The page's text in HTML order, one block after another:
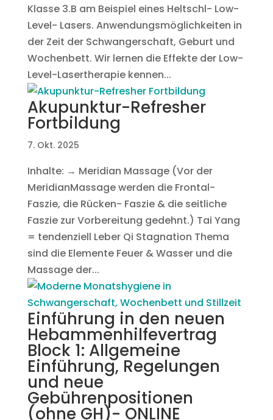
Klasse 3.B am Beispiel eines Heltschl- Low-
Level- Lasers. Anwendungsmöglichkeiten in
der Zeit der Schwangerschaft, Geburt und
Wochenbett. Wir lernen die Effekte der Low-
Level-Lasertherapie kennen...
Akupunktur-Refresher
Fortbildung
7. Okt. 2025
Inhalte: → Meridian Massage (Vor der
MeridianMassage werden die Frontal-
Faszie, die Rücken- Faszie & die seitliche
Faszie zur Vorbereitung gedehnt.) Tai Yang
= tendenziell Leber Qi Stagnation Thema
sind die Elemente Feuer & Wasser und die
Massage der...
Einführung in den neuen
Hebammenhilfevertrag
Block 1: Allgemeine
Einführung, Regelungen
und neue
Gebührenpositionen
(ohne GH)- ONLINE